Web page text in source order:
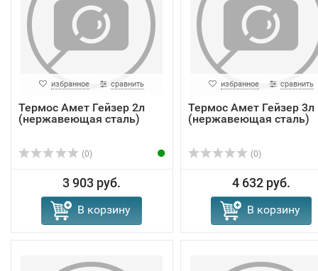
избранное сравнить
Термос Амет Гейзер 2л
(нержавеющая сталь)
(0)
3 903 руб.
В корзину
избранное сравнить
Термос Амет Гейзер 3л
(нержавеющая сталь)
(0)
4 632 руб.
В корзину